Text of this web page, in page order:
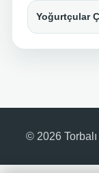
Yoğurtçular
© 2026